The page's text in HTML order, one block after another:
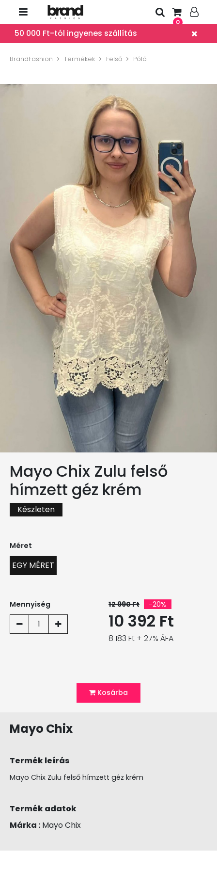
0
50 000 Ft-tól ingyenes szállítás
BrandFashion Termékek Felső Póló
Mayo Chix Zulu felső
hímzett géz krém
Készleten
Méret
EGY MÉRET
Mennyiség
1
12 990 Ft -20%
10 392 Ft
8 183 Ft + 27% ÁFA
Kosárba
Mayo Chix
Termék leírás
Mayo Chix Zulu felső hímzett géz krém
Termék adatok
Márka : Mayo Chix